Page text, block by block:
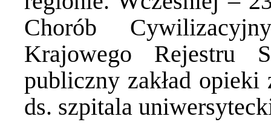
Chorób
Krajowego Rejestru
publiczny zakład
ds. szpitala